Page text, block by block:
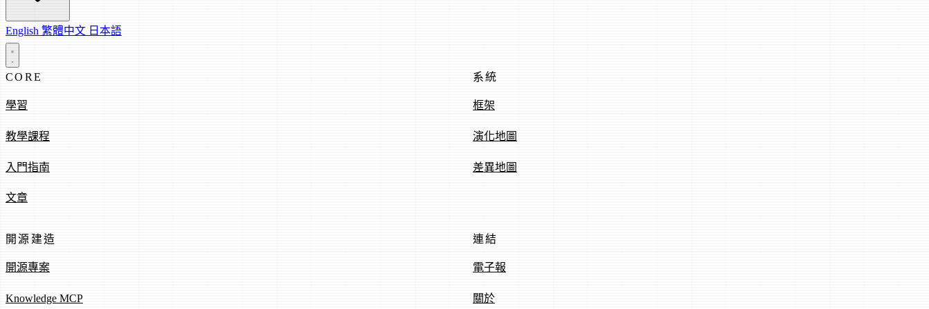
English 繁體中文 日本語
CORE
學習
教學課程
入門指南
文章
系統
框架
演化地圖
差異地圖
開源建造
開源專案
Knowledge MCP
連結
電子報
關於